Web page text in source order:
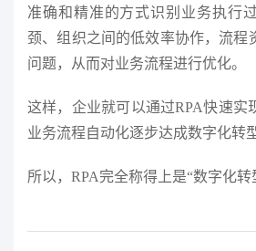
准确和精准的方式识别业务执行
颈、组织之间的低效率协作，流程
问题，从而对业务流程进行优化。
这样，企业就可以通过RPA快速实
业务流程自动化逐步达成数字化转
所以，RPA完全称得上是“数字化转